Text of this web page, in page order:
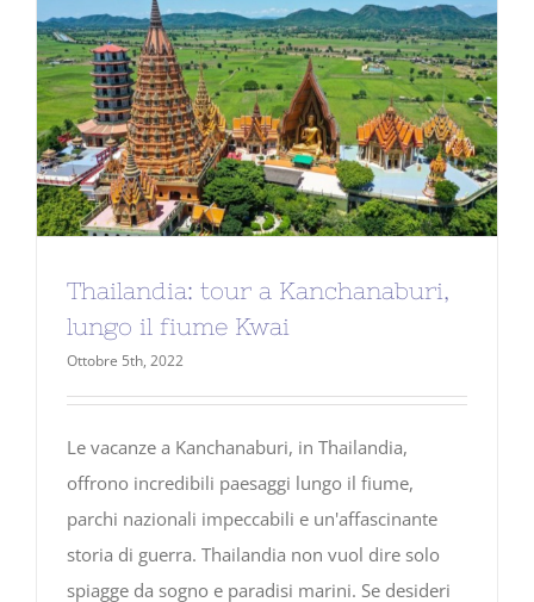
Thailandia: tour a Kanchanaburi,
lungo il fiume Kwai
Ottobre 5th, 2022
Le vacanze a Kanchanaburi, in Thailandia,
offrono incredibili paesaggi lungo il fiume,
parchi nazionali impeccabili e un'affascinante
storia di guerra. Thailandia non vuol dire solo
spiagge da sogno e paradisi marini. Se desideri